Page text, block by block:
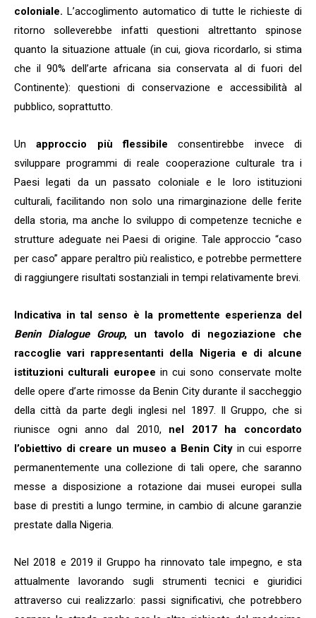
coloniale. L’accoglimento automatico di tutte le richieste di
ritorno solleverebbe infatti questioni altrettanto spinose
quanto la situazione attuale (in cui, giova ricordarlo, si stima
che il 90% dell’arte africana sia conservata al di fuori del
Continente): questioni di conservazione e accessibilità al
pubblico, soprattutto.
Unapproccio più flessibile consentirebbe invece di
sviluppare programmi di reale cooperazione culturale tra i
Paesi legati da un passato coloniale e le loro istituzioni
culturali, facilitando non solo una rimarginazione delle ferite
della storia, ma anche lo sviluppo di competenze tecniche e
strutture adeguate nei Paesi di origine. Tale approccio “caso
per caso” appare peraltro più realistico, e potrebbe permettere
di raggiungere risultati sostanziali in tempi relativamente brevi.
Indicativa in tal senso è la promettente esperienza del
Benin Dialogue Group, un tavolo di negoziazione che
raccoglie vari rappresentanti della Nigeria e di alcune
istituzioni culturali europee in cui sono conservate molte
delle opere d’arte rimosse da Benin City durante il saccheggio
della città da parte degli inglesi nel 1897. Il Gruppo, che si
riunisce ogni anno dal 2010, nel 2017 ha concordato
l’obiettivo di creare un museo a Benin City in cui esporre
permanentemente una collezione di tali opere, che saranno
messe a disposizione a rotazione dai musei europei sulla
base di prestiti a lungo termine, in cambio di alcune garanzie
prestate dalla Nigeria.
Nel 2018 e 2019 il Gruppo ha rinnovato tale impegno, e sta
attualmente lavorando sugli strumenti tecnici e giuridici
attraverso cui realizzarlo: passi significativi, che potrebbero